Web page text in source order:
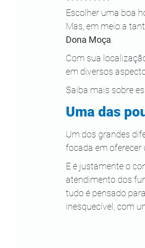
Escolher uma boa
Mas, em meio a
Dona Moça
Com sua
em diversos
Saiba mais sobre
Uma das
Um dos grandes
focada em oferecer
E é justamente o
atendimento dos
tudo é pensado
inesquecível, com